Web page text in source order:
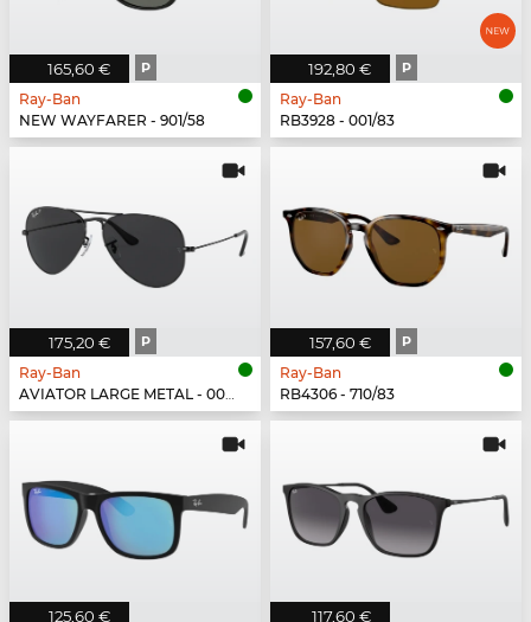
165,60 € P
Ray-Ban
NEW WAYFARER - 901/58
192,80 € P
Ray-Ban
RB3928 - 001/83
175,20 € P
Ray-Ban
AVIATOR LARGE METAL - 002/48
157,60 € P
Ray-Ban
RB4306 - 710/83
125,60 € 117,60 €